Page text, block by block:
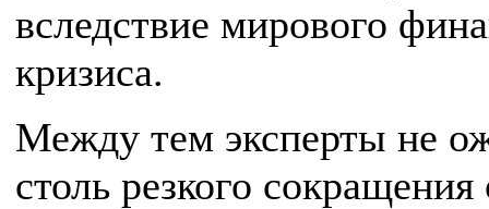
вследствие мирового
кризиса.
Между тем эксперты не
столь резкого